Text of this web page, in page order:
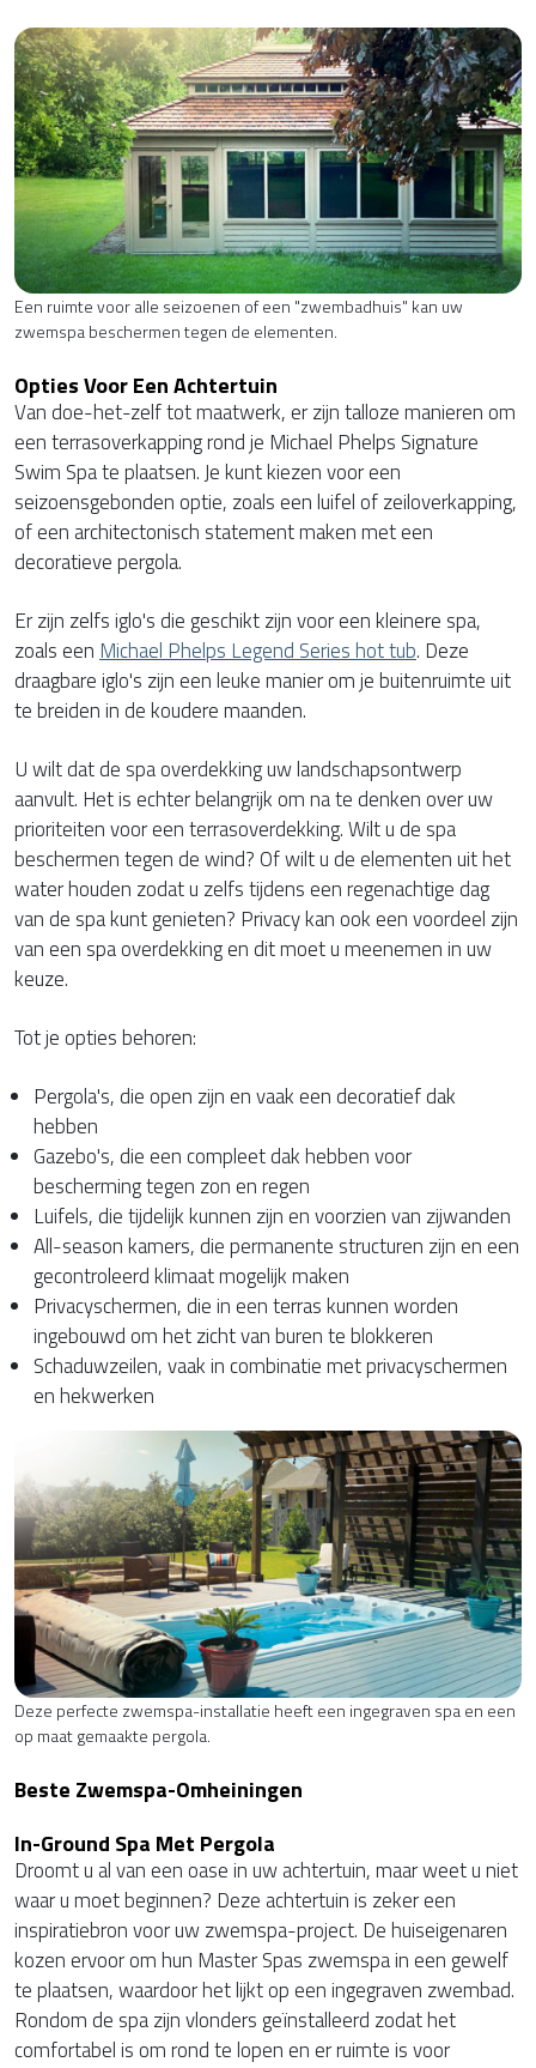
Een ruimte voor alle seizoenen of een "zwembadhuis" kan uw
zwemspa beschermen tegen de elementen.
Opties Voor Een Achtertuin
Van doe-het-zelf tot maatwerk, er zijn talloze manieren om
een terrasoverkapping rond je Michael Phelps Signature
Swim Spa te plaatsen. Je kunt kiezen voor een
seizoensgebonden optie, zoals een luifel of zeiloverkapping,
of een architectonisch statement maken met een
decoratieve pergola.
Er zijn zelfs iglo's die geschikt zijn voor een kleinere spa,
zoals eenMichael Phelps Legend Series hot tub. Deze
draagbare iglo's zijn een leuke manier om je buitenruimte uit
te breiden in de koudere maanden.
U wilt dat de spa overdekking uw landschapsontwerp
aanvult. Het is echter belangrijk om na te denken over uw
prioriteiten voor een terrasoverdekking. Wilt u de spa
beschermen tegen de wind? Of wilt u de elementen uit het
water houden zodat u zelfs tijdens een regenachtige dag
van de spa kunt genieten? Privacy kan ook een voordeel zijn
van een spa overdekking en dit moet u meenemen in uw
keuze.
Tot je opties behoren:
Pergola's, die open zijn en vaak een decoratief dak
hebben
Gazebo's, die een compleet dak hebben voor
bescherming tegen zon en regen
Luifels, die tijdelijk kunnen zijn en voorzien van zijwanden
All-season kamers, die permanente structuren zijn en een
gecontroleerd klimaat mogelijk maken
Privacyschermen, die in een terras kunnen worden
ingebouwd om het zicht van buren te blokkeren
Schaduwzeilen, vaak in combinatie met privacyschermen
en hekwerken
Deze perfecte zwemspa-installatie heeft een ingegraven spa en een
op maat gemaakte pergola.
Beste Zwemspa-Omheiningen
In-Ground Spa Met Pergola
Droomt u al van een oase in uw achtertuin, maar weet u niet
waar u moet beginnen? Deze achtertuin is zeker een
inspiratiebron voor uw zwemspa-project. De huiseigenaren
kozen ervoor om hun Master Spas zwemspa in een gewelf
te plaatsen, waardoor het lijkt op een ingegraven zwembad.
Rondom de spa zijn vlonders geïnstalleerd zodat het
comfortabel is om rond te lopen en er ruimte is voor